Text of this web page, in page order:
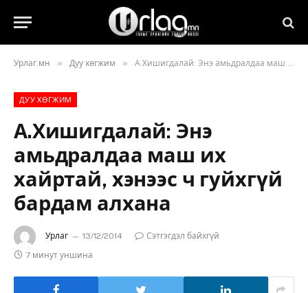
Урлаг.мн » Дуу хөгжим » А.Хишигдалай: Энэ амьдралдаа маш их хайртай, хэнээс ч гуйхгүй бардам алхана
ДУУ ХӨГЖИМ
А.Хишигдалай: Энэ
амьдралдаа маш их
хайртай, хэнээс ч гуйхгүй
бардам алхана
Урлаг 13/12/2014
Сэтгэгдэл байхгүй
7 минут уншина